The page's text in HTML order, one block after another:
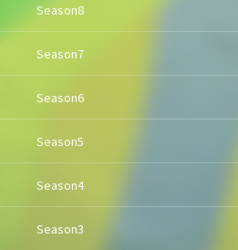
Season8
Season7
Season6
Season5
Season4
Season3